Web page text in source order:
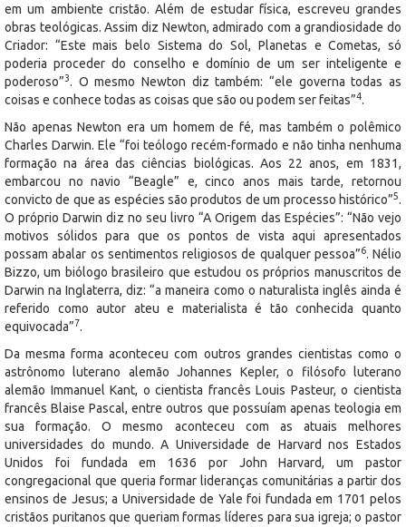
em um ambiente cristão. Além de estudar física, escreveu grandes
obras teológicas. Assim diz Newton, admirado com a grandiosidade do
Criador: “Este mais belo Sistema do Sol, Planetas e Cometas, só
poderia proceder do conselho e domínio de um ser inteligente e
poderoso”3. O mesmo Newton diz também: “ele governa todas as
coisas e conhece todas as coisas que são ou podem ser feitas”4.
Não apenas Newton era um homem de fé, mas também o polêmico
Charles Darwin. Ele “foi teólogo recém-formado e não tinha nenhuma
formação na área das ciências biológicas. Aos 22 anos, em 1831,
embarcou no navio “Beagle” e, cinco anos mais tarde, retornou
convicto de que as espécies são produtos de um processo histórico”5.
O próprio Darwin diz no seu livro “A Origem das Espécies”: “Não vejo
motivos sólidos para que os pontos de vista aqui apresentados
possam abalar os sentimentos religiosos de qualquer pessoa”6. Nélio
Bizzo, um biólogo brasileiro que estudou os próprios manuscritos de
Darwin na Inglaterra, diz: “a maneira como o naturalista inglês ainda é
referido como autor ateu e materialista é tão conhecida quanto
equivocada”7.
Da mesma forma aconteceu com outros grandes cientistas como o
astrônomo luterano alemão Johannes Kepler, o filósofo luterano
alemão Immanuel Kant, o cientista francês Louis Pasteur, o cientista
francês Blaise Pascal, entre outros que possuíam apenas teologia em
sua formação. O mesmo aconteceu com as atuais melhores
universidades do mundo. A Universidade de Harvard nos Estados
Unidos foi fundada em 1636 por John Harvard, um pastor
congregacional que queria formar lideranças comunitárias a partir dos
ensinos de Jesus; a Universidade de Yale foi fundada em 1701 pelos
cristãos puritanos que queriam formas líderes para sua igreja; o pastor